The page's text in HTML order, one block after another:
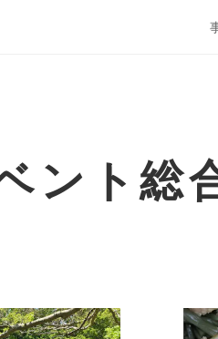
ント総